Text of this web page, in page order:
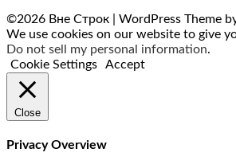
©2026 Вне Строк | WordPress Theme
We use cookies on our website to give
Do not sell my personal information.
Cookie Settings
Accept
Close
Privacy Overview